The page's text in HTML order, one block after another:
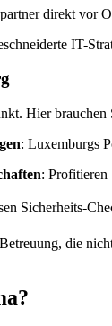
direkt vor
IT-
Hier brauchen
: Luxemburgs
: Profitieren
Sicherheits-
die